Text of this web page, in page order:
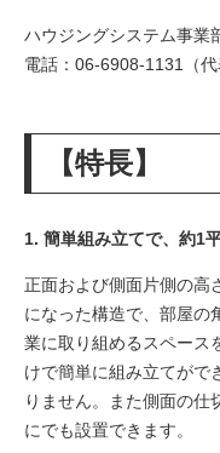
ハウジングシステム事業
電話：06-6908-1131（代
【特長】
1. 簡単組み立てで、約1
正面および側面片側の高
になった構造で、部屋の
業に取り組めるスペース
けで簡単に組み立てがで
りません。また側面の仕
にでも設置できます。